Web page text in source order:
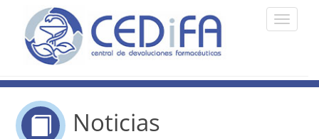
Toggle
Noticias